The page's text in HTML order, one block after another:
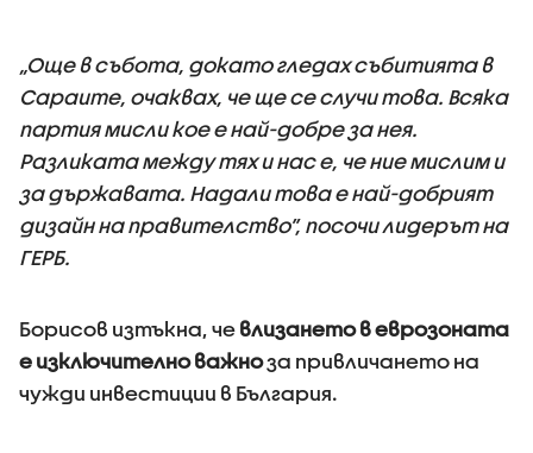
„Още в събота, докато гледах събитията в
Сараите, очаквах, че ще се случи това. Всяка
партия мисли кое е най-добре за нея.
Разликата между тях и нас е, че ние мислим и
за държавата. Надали това е най-добрият
дизайн на правителство”, посочи лидерът на
ГЕРБ.
Борисов изтъкна, че влизането в еврозоната
е изключително важноза привличането на
чужди инвестиции в България.